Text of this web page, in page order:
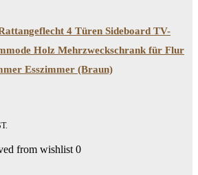
4 Türen Sideboard TV-
Holz Mehrzweckschrank für Flur
Esszimmer (Braun)
from wishlist 0